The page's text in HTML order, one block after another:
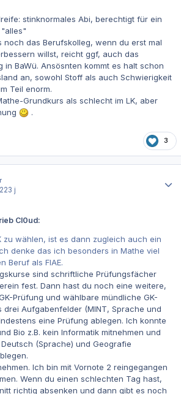
stinknormales Abi, berechtigt für ein
noch das Berufskolleg, wenn du erst mal
willst, reicht ggf, auch das
in BaWü. Ansösnten kommt es halt schon
an, sowohl Stoff als auch Schwierigkeit
Teil enorm.
Grundkurs als schlecht im LK, aber
.
3
3 j
Cl0ud:
zu wählen, ist es dann zugleich auch ein
denke das ich besonders in Mathe viel
Beruf als FIAE.
sind schriftliche Prüfungsfächer
fest. Dann hast du noch eine weitere,
Prüfung und wählbare mündliche GK-
drei Aufgabenfelder (MINT, Sprache und
eine Prüfung ablegen. Ich konnte
Bio z.B. kein Informatik mitnehmen und
(Sprache) und Geografie
Ich bin mit Vornote 2 reingegangen
Wenn du einen schlechten Tag hast,
richtig absenken und dann gibt es noch